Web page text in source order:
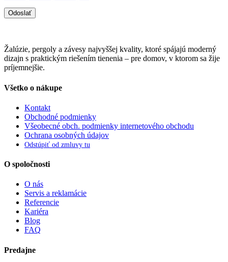
Odoslať
Žalúzie, pergoly a závesy najvyššej kvality, ktoré spájajú moderný
dizajn s praktickým riešením tienenia – pre domov, v ktorom sa žije
príjemnejšie.
Všetko o nákupe
Kontakt
Obchodné podmienky
Všeobecné obch. podmienky internetového obchodu
Ochrana osobných údajov
Odstúpiť od zmluvy tu
O spoločnosti
O nás
Servis a reklamácie
Referencie
Kariéra
Blog
FAQ
Predajne